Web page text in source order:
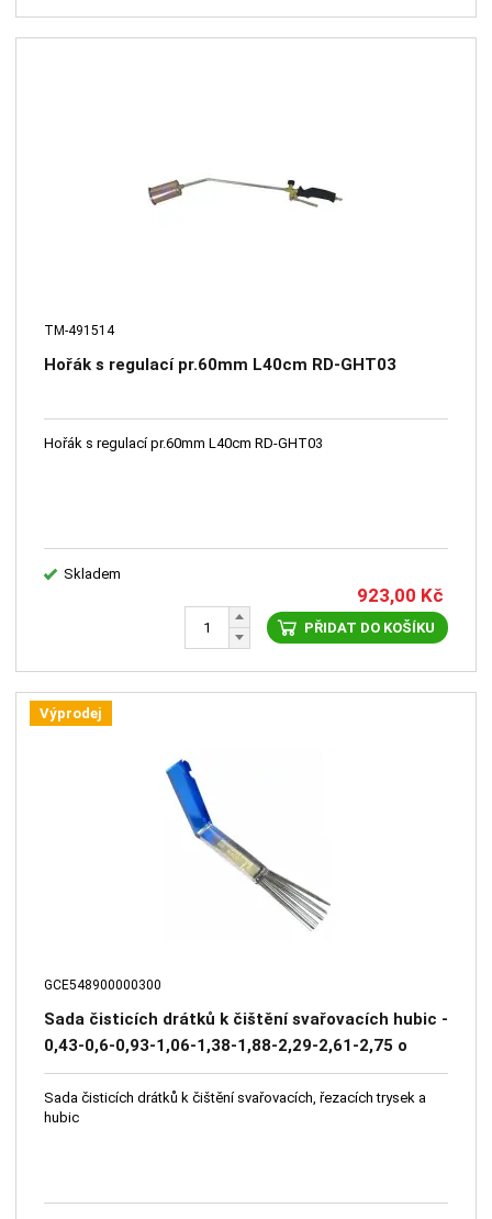
TM-491514
Hořák s regulací pr.60mm L40cm RD-GHT03
Hořák s regulací pr.60mm L40cm RD-GHT03
Skladem
923,00 Kč
PŘIDAT DO KOŠÍKU
Výprodej
GCE548900000300
Sada čisticích drátků k čištění svařovacích hubic -
0,43-0,6-0,93-1,06-1,38-1,88-2,29-2,61-2,75 o
délce 53 mm
Sada čisticích drátků k čištění svařovacích, řezacích trysek a
hubic